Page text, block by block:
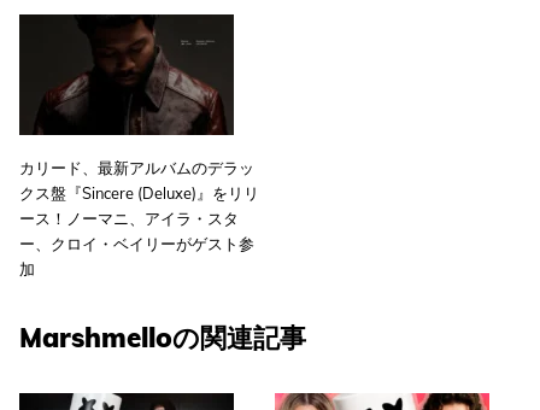
カリード、最新アルバムのデラッ
クス盤『Sincere (Deluxe)』をリリ
ース！ノーマニ、アイラ・スタ
ー、クロイ・ベイリーがゲスト参
加
Marshmelloの関連記事